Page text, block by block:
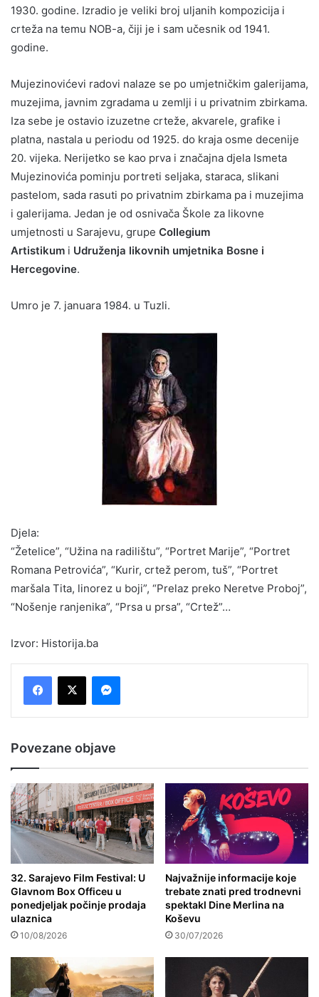
1930. godine. Izradio je veliki broj uljanih kompozicija i
crteža na temu NOB-a, čiji je i sam učesnik od 1941.
godine.
Mujezinovićevi radovi nalaze se po umjetničkim galerijama,
muzejima, javnim zgradama u zemlji i u privatnim zbirkama.
Iza sebe je ostavio izuzetne crteže, akvarele, grafike i
platna, nastala u periodu od 1925. do kraja osme decenije
20. vijeka. Nerijetko se kao prva i značajna djela Ismeta
Mujezinovića pominju portreti seljaka, staraca, slikani
pastelom, sada rasuti po privatnim zbirkama pa i muzejima
i galerijama. Jedan je od osnivača Škole za likovne
umjetnosti u Sarajevu, grupe Collegium
Artistikum i Udruženja likovnih umjetnika Bosne i
Hercegovine.
Umro je 7. januara 1984. u Tuzli.
Djela:
“Žetelice”, “Užina na radilištu”, “Portret Marije”, “Portret
Romana Petrovića”, “Kurir, crtež perom, tuš”, “Portret
maršala Tita, linorez u boji”, “Prelaz preko Neretve Proboj”,
“Nošenje ranjenika”, “Prsa u prsa”, “Crtež”…
Izvor: Historija.ba
Povezane objave
32. Sarajevo Film Festival: U
Glavnom Box Officeu u
ponedjeljak počinje prodaja
ulaznica
10/08/2026
Najvažnije informacije koje
trebate znati pred trodnevni
spektakl Dine Merlina na
Koševu
30/07/2026